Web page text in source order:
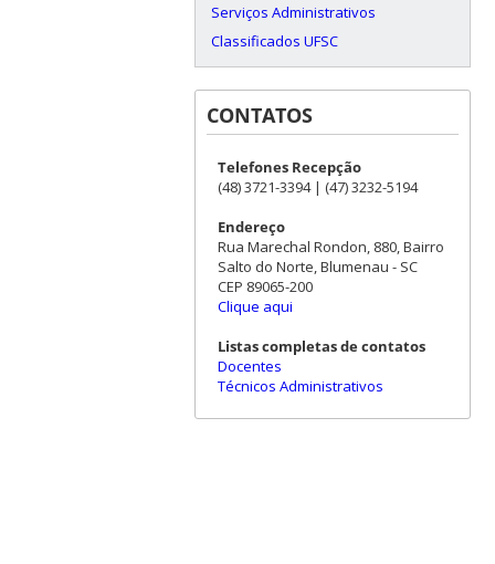
Serviços Administrativos
Classificados UFSC
CONTATOS
Telefones Recepção
(48) 3721-3394 | (47) 3232-5194
Endereço
Rua Marechal Rondon, 880, Bairro
Salto do Norte, Blumenau - SC
CEP 89065-200
Clique aqui
Listas completas de contatos
Docentes
Técnicos Administrativos